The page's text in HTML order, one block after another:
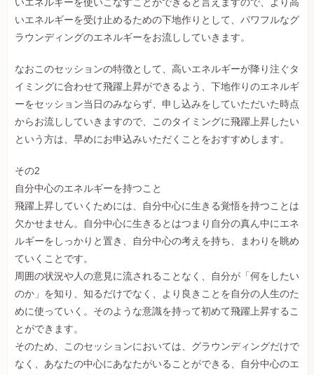
いエネルギーを受け止めるための下地作りとして、パワフルなグ
ラウンディングのエネルギーをお流ししていきます。
なおこのセッションの特徴として、高いエネルギーが降り注ぐタ
イミングに合わせて飛躍上昇ができるよう、下地作りのエネルギ
ーをセッション当日のみならず、申し込みをしていただいた時点
からお流ししていきますので、このタイミングに飛躍上昇したい
という方は、早めにお申込みいただくことをおすすめします。
その2
自分中心のエネルギーを持つこと
飛躍上昇していくためには、自分中心に生きる覚悟を持つことは
欠かせません。自分中心に生きるとはつまり自分の真ん中にエネ
ルギーをしっかりと置き、自分中心の考えを持ち、まわりを眺め
ていくことです。
周囲の状況や人の意見に流されることなく、自分が「何をしたい
のか」を知り、知るだけでなく、より良きことを自分の人生のた
めに使っていく。そのような意識を持って初めて飛躍上昇するこ
とができます。
そのため、このセッションにおいては、グラウンディングだけで
なく、あなたの中心にあなたがいることができる、自分中心のエ